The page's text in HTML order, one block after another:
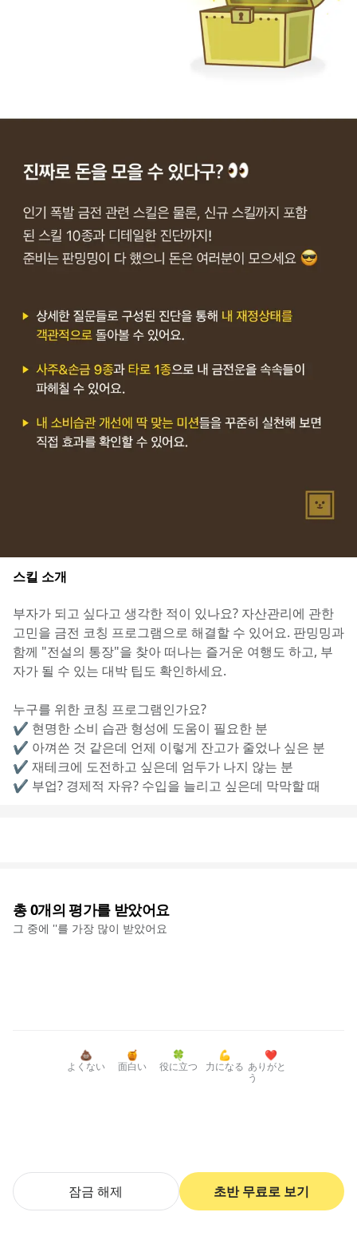
스킬 소개
부자가 되고 싶다고 생각한 적이 있나요? 자산관리에 관한
고민을 금전 코칭 프로그램으로 해결할 수 있어요. 판밍밍과
함께 "전설의 통장"을 찾아 떠나는 즐거운 여행도 하고, 부
자가 될 수 있는 대박 팁도 확인하세요.
누구를 위한 코칭 프로그램인가요?
✔️ 현명한 소비 습관 형성에 도움이 필요한 분
✔️ 아껴쓴 것 같은데 언제 이렇게 잔고가 줄었나 싶은 분
✔️ 재테크에 도전하고 싶은데 엄두가 나지 않는 분
✔️ 부업? 경제적 자유? 수입을 늘리고 싶은데 막막할 때
총0개의 평가를 받았어요
그 중에 ''를 가장 많이 받았어요
💩
よくない
🍯
面白い
🍀
役に立つ
💪
力になる
❤️
ありがと
う
잠금 해제 초반 무료로 보기